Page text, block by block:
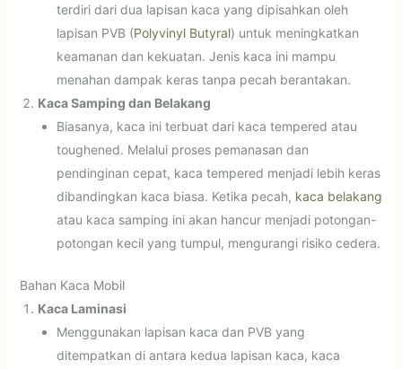
terdiri dari dua lapisan kaca yang dipisahkan oleh
lapisan PVB (Polyvinyl Butyral) untuk meningkatkan
keamanan dan kekuatan. Jenis kaca ini mampu
menahan dampak keras tanpa pecah berantakan.
Kaca Samping dan Belakang
Biasanya, kaca ini terbuat dari kaca tempered atau
toughened. Melalui proses pemanasan dan
pendinginan cepat, kaca tempered menjadi lebih keras
dibandingkan kaca biasa. Ketika pecah, kaca belakang
atau kaca samping ini akan hancur menjadi potongan-
potongan kecil yang tumpul, mengurangi risiko cedera.
Bahan Kaca Mobil
Kaca Laminasi
Menggunakan lapisan kaca dan PVB yang
ditempatkan di antara kedua lapisan kaca, kaca